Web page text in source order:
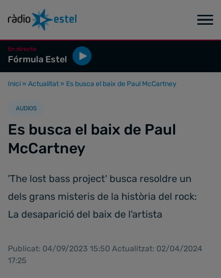
En directe
Fórmula Estel
Inici » Actualitat » Es busca el baix de Paul McCartney
AUDIOS
Es busca el baix de Paul
McCartney
'The lost bass project' busca resoldre un
dels grans misteris de la història del rock:
La desaparició del baix de l'artista
Publicat: 04/09/2023 15:50 Actualitzat: 02/04/2024
17:25